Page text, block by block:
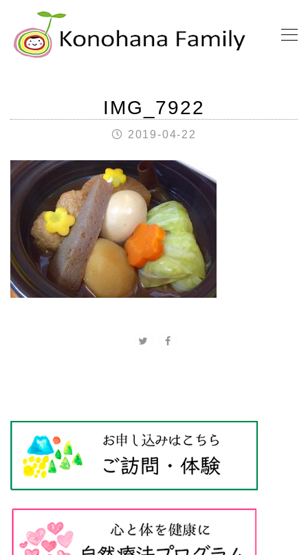
IMG_7922
2019-04-22